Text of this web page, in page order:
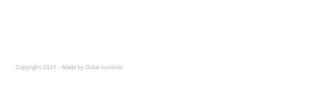
Copyright 2021 - Made by Oskar Łoziński